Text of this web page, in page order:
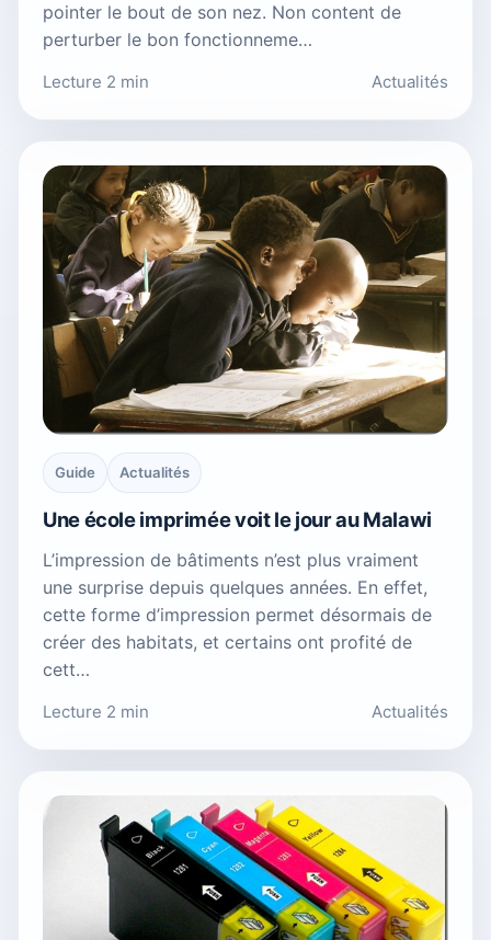
pointer le bout de son nez. Non content de
perturber le bon fonctionneme…
Lecture 2 min Actualités
Guide Actualités
Une école imprimée voit le jour au Malawi
L’impression de bâtiments n’est plus vraiment
une surprise depuis quelques années. En effet,
cette forme d’impression permet désormais de
créer des habitats, et certains ont profité de
cett…
Lecture 2 min Actualités